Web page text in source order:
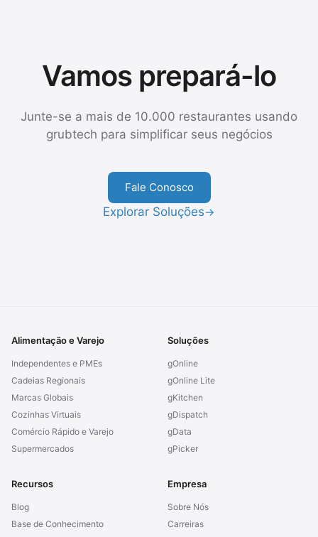
Vamos prepará-lo
Junte-se a mais de 10.000 restaurantes usando
grubtech para simplificar seus negócios
Fale Conosco
Explorar Soluções→
Alimentação e Varejo
Independentes e PMEs
Cadeias Regionais
Marcas Globais
Cozinhas Virtuais
Comércio Rápido e Varejo
Supermercados
Soluções
gOnline
gOnline Lite
gKitchen
gDispatch
gData
gPicker
Recursos
Blog
Base de Conhecimento
Empresa
Sobre Nós
Carreiras